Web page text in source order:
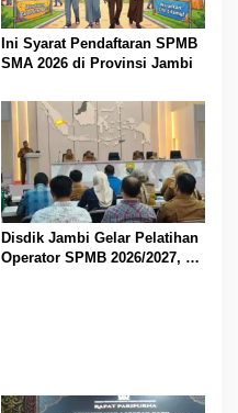
Ini Syarat Pendaftaran SPMB
SMA 2026 di Provinsi Jambi
Disdik Jambi Gelar Pelatihan
Operator SPMB 2026/2027, M